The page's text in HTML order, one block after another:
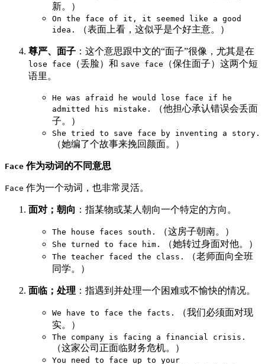
新。）
On the face of it, it seemed like a good
idea.
（表面上看，这似乎是个好主意。）
尊严、面子 ：这个意思跟中文的“面子”很像，尤其是在
lose face （丢脸）和 save face
（保住面子）这两个短
语里。
He was afraid he would lose face if he
admitted his mistake.
（他担心承认错误会丢面
子。）
She tried to save face by inventing a story.
（她编了个故事来挽回颜面。）
Face 作为动词的不同意思
Face 作为一个动词，也非常灵活。
面对；朝向 ：指某物或某人朝向一个特定的方向。
The house faces south. （这房子朝南。）
She turned to face him. （她转过身面对他。）
The teacher faced the class.
（老师面向全班
同学。）
面临；处理 ：指遇到并处理一个困难或不愉快的情况。
We have to face the facts.
（我们必须面对现
实。）
The company is facing a financial crisis.
（这家公司正面临财务危机。）
You need to face up to your